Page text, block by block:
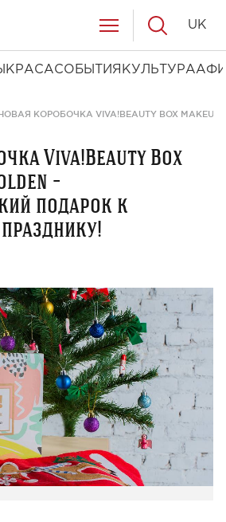
КРАСАСОБЫТИЯ КУЛЬТУРА
UK
КОРОБОЧКА VIVA!BEAUTY BOX
Viva!Beauty Box
–
подарок к